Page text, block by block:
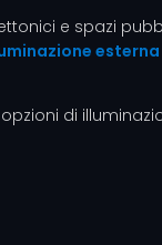
e spazi
esterna
di